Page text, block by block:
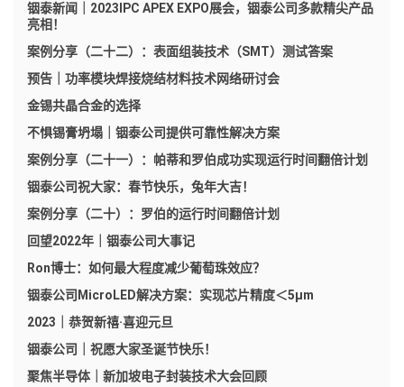
铟泰新闻｜2023IPC APEX EXPO展会，铟泰公司多款精尖产品
亮相！
案例分享（二十二）：表面组装技术（SMT）测试答案
预告｜功率模块焊接烧结材料技术网络研讨会
金锡共晶合金的选择
不惧锡膏坍塌｜铟泰公司提供可靠性解决方案
案例分享（二十一）：帕蒂和罗伯成功实现运行时间翻倍计划
铟泰公司祝大家：春节快乐，兔年大吉！
案例分享（二十）：罗伯的运行时间翻倍计划
回望2022年｜铟泰公司大事记
Ron博士：如何最大程度减少葡萄珠效应？
铟泰公司MicroLED解决方案：实现芯片精度＜5μm
2023｜恭贺新禧·喜迎元旦
铟泰公司｜祝愿大家圣诞节快乐！
聚焦半导体｜新加坡电子封装技术大会回顾